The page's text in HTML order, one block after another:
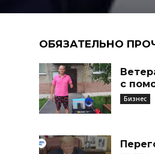
ОБЯЗАТЕЛЬНО
с
Бизнес